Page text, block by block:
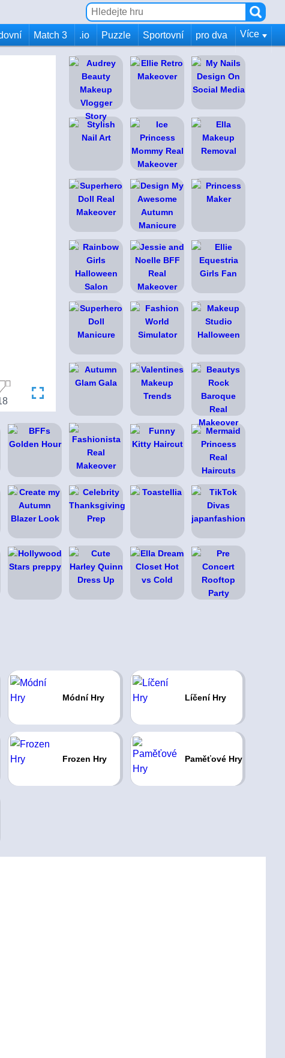
Match 3 .io Puzzle Sportovní pro dva Více
Módní Hry Líčení Hry
Frozen Hry Paměťové Hry